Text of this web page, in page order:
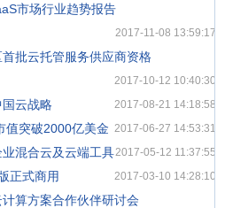
市场行业趋势报告
2017-11-08 13:59:17
批云托管服务供应商资格
2017-10-12 10:40:30
云战略 2017-08-21 14:18:58
值突破2000亿美金 2017-06-27 14:53:31
混合云及云端工具2017-05-12 11:37:55
正式商用 2017-03-10 14:28:10
算方案合作伙伴研讨会